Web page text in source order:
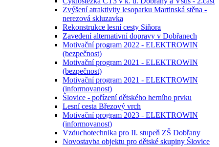
Zvýšení atraktivity lesoparku Martinská stěna -
nerezová skluzavka
Rekonstrukce lesní cesty Siňora
Zavedení alternativní dopravy v Dobřanech
Motivační program 2022 - ELEKTROWIN
(bezpečnost)
Motivační program 2021 - ELEKTROWIN
(bezpečnost)
Motivační program 2021 - ELEKTROWIN
(informovanost)
Šlovice - pořízení dětského herního prvku
Lesní cesta Březový vrch
Motivační program 2023 - ELEKTROWIN
(informovanost)
Vzduchotechnika pro II. stupeň ZŠ Dobřany
Novostavba objektu pro dětské skupiny Šlovice